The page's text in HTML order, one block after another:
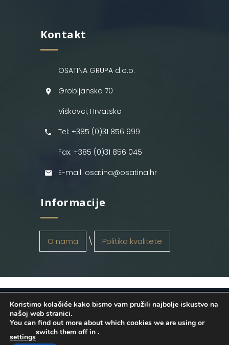
Kontakt
OSATINA GRUPA d.o.o.
Grobljanska 70
Viškovci, Hrvatska
Tel: +385 (0)31 856 999
Fax: +385 (0)31 856 045
E-mail: osatina@osatina.hr
Informacije
O nama Politika kvalitete
OSATINA GRUPA d.o.o. 2026
. Configured
byINFOS Osijek. Sva prava pridržana.
Koristimo kolačiće kako bismo vam pružili najbolje iskustvo na
našoj web stranici.
You can find out more about which cookies we are using or
switch them off in
settings
.